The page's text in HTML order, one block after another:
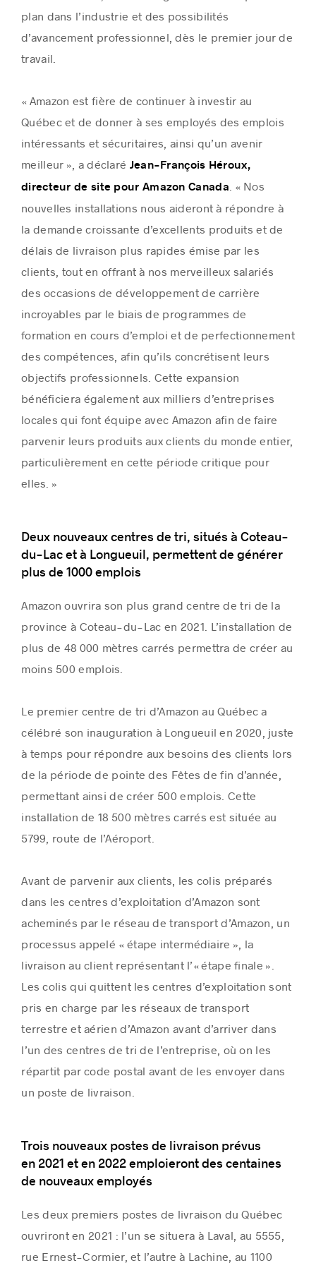
plan dans l’industrie et des possibilités
d’avancement professionnel, dès le premier jour de
travail.
« Amazon est fière de continuer à investir au
Québec et de donner à ses employés des emplois
intéressants et sécuritaires, ainsi qu’un avenir
meilleur », a déclaré Jean-François Héroux,
directeur de site pour Amazon Canada . « Nos
nouvelles installations nous aideront à répondre à
la demande croissante d’excellents produits et de
délais de livraison plus rapides émise par les
clients, tout en offrant à nos merveilleux salariés
des occasions de développement de carrière
incroyables par le biais de programmes de
formation en cours d’emploi et de perfectionnement
des compétences, afin qu’ils concrétisent leurs
objectifs professionnels. Cette expansion
bénéficiera également aux milliers d’entreprises
locales qui font équipe avec Amazon afin de faire
parvenir leurs produits aux clients du monde entier,
particulièrement en cette période critique pour
elles. »
Deux nouveaux centres de tri, situés à Coteau-
du-Lacet à Longueuil, permettent de générer
plus de 1000 emplois
Amazon ouvrira son plus grand centre de tri de la
province à Coteau-du-Lac en 2021. L’installation de
plus de 48 000 mètres carrés permettra de créer au
moins 500 emplois.
Le premier centre de tri d’Amazon au Québec a
célébré son inauguration à Longueuil en 2020, juste
à temps pour répondre aux besoins des clients lors
de la période de pointe des Fêtes de fin d’année,
permettant ainsi de créer 500 emplois. Cette
installation de 18 500 mètres carrés est située au
5799, route de l’Aéroport.
Avant de parvenir aux clients, les colis préparés
dans les centres d’exploitation d’Amazon sont
acheminés par le réseau de transport d’Amazon, un
processus appelé « étape intermédiaire », la
livraison au client représentant l’« étape finale ».
Les colis qui quittent les centres d’exploitation sont
pris en charge par les réseaux de transport
terrestre et aérien d’Amazon avant d’arriver dans
l’un des centres de tri de l’entreprise, où on les
répartit par code postal avant de les envoyer dans
un poste de livraison.
Trois nouveaux postes de livraison prévus
en 2021 eten 2022 emploieront des centaines
de nouveaux employés
Les deux premiers postes de livraison du Québec
ouvriront en 2021 : l’un se situera à Laval , au 5555,
rue Ernest-Cormier, et l’autre à Lachine , au 1100